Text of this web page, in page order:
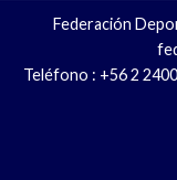
Federación
Teléfono : +56 2